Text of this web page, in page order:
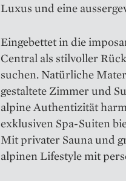
Luxus und eine
Eingebettet in die
Central als stilvoller
suchen. Natürliche
gestaltete Zimmer und
alpine Authentizität
exklusiven Spa-Suiten
Mit privater Sauna und
alpinen Lifestyle mit